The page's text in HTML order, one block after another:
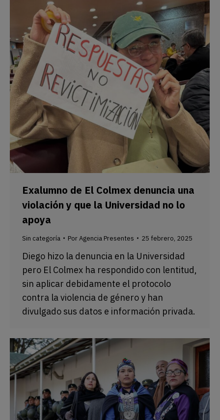
Exalumno de El Colmex denuncia una
violación y que la Universidad no lo
apoya
Sin categoría PorAgencia Presentes 25 febrero, 2025
Diego hizo la denuncia en la Universidad
pero El Colmex ha respondido con lentitud,
sin aplicar debidamente el protocolo
contra la violencia de género y han
divulgado sus datos e información privada.